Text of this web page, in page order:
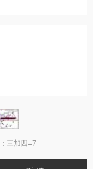
三加四=7